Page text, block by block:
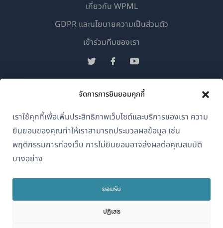
จัดการการยินยอมคุกกี้
เราใช้คุกกี้เพื่อเพิ่มประสิทธิภาพเว็บไซต์และบริการของเรา ความ
ยินยอมของคุณทำให้เราสามารถประมวลผลข้อมูล เช่น
พฤติกรรมการท่องเว็บ การไม่ยินยอมอาจส่งผลต่อคุณสมบัติ
บางอย่าง
ยอมรับ
ปฏิเสธ
© 2026OnTheGoSystems Limited(เปิด
หน้าต่าง
ไทย
เกี่ยวกับ WPML
GDPR และนโยบายความเป็นส่วนตัว
เข้าร่วมทีมของเรา
(เปิด
ใหม่)
(เปิด
ใหม่)
(เปิด
หน้าต่าง
ใหม่)